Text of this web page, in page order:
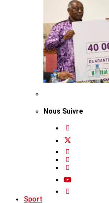
Nous Suivre
Sport